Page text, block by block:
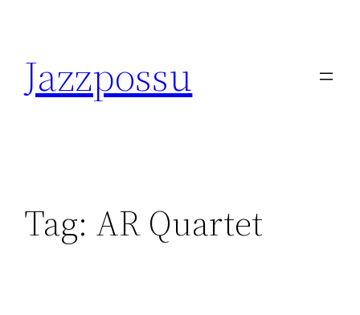
content
Jazzpossu
Tag: AR Quartet